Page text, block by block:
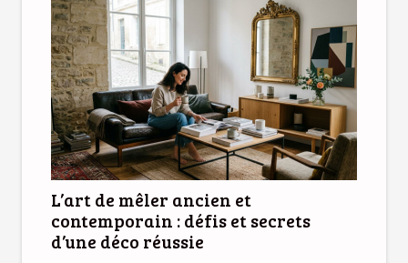
L’art de mêler ancien et
contemporain : défis et secrets
d’une déco réussie